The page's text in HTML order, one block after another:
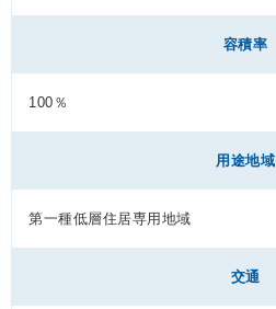
容積率
100％
用途地域
第一種低層住居専用地域
交通